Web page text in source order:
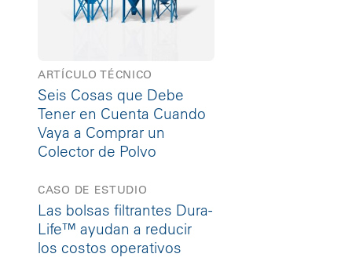
ARTÍCULO TÉCNICO
Seis Cosas que Debe
Tener en Cuenta Cuando
Vaya a Comprar un
Colector de Polvo
CASO DE ESTUDIO
Las bolsas filtrantes Dura-
Life™ ayudan a reducir
los costos operativos